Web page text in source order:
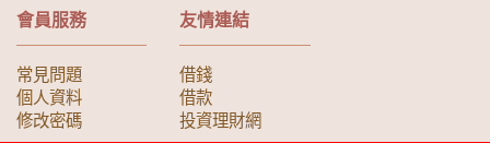
會員服務
常見問題
個人資料
修改密碼
友情連結
借錢
借款
投資理財網